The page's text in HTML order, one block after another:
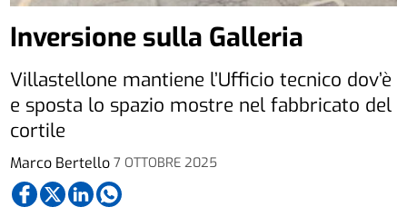
Marco Bertello 7 OTTOBRE 2025
Inversione sulla Galleria
Villastellone mantiene l’Ufficio tecnico dov’è
e sposta lo spazio mostre nel fabbricato del
cortile